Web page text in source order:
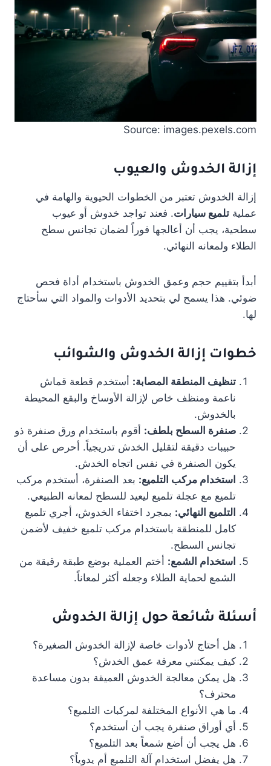
Source: images.pexels.com
إزالة الخدوش والعيوب
إزالة الخدوش تعتبر من الخطوات الحيوية والهامة في
عملية تلميع سيارات. فعند تواجد خدوش أو عيوب
سطحية، يجب أن أعالجها فوراً لضمان تجانس سطح
الطلاء ولمعانه النهائي.
أبدأ بتقييم حجم وعمق الخدوش باستخدام أداة فحص
ضوئي. هذا يسمح لي بتحديد الأدوات والمواد التي سأحتاج
لها.
خطوات إزالة الخدوش والشوائب
تنظيف المنطقة المصابة: أستخدم قطعة قماش
ناعمة ومنظف خاص لإزالة الأوساخ والبقع المحيطة
بالخدوش.
صنفرة السطح بلطف: أقوم باستخدام ورق صنفرة ذو
حبيبات دقيقة لتقليل الخدش تدريجياً. أحرص على أن
يكون الصنفرة في نفس اتجاه الخدش.
استخدام مركب التلميع: بعد الصنفرة، أستخدم مركب
تلميع مع عجلة تلميع ليعيد للسطح لمعانه الطبيعي.
التلميع النهائي: بمجرد اختفاء الخدوش، أجري تلميع
كامل للمنطقة باستخدام مركب تلميع خفيف لأضمن
تجانس السطح.
استخدام الشمع: أختم العملية بوضع طبقة رقيقة من
الشمع لحماية الطلاء وجعله أكثر لمعاناً.
أسئلة شائعة حول إزالة الخدوش
هل أحتاج لأدوات خاصة لإزالة الخدوش الصغيرة؟
كيف يمكنني معرفة عمق الخدش؟
هل يمكن معالجة الخدوش العميقة بدون مساعدة
محترف؟
ما هي الأنواع المختلفة لمركبات التلميع؟
أي أوراق صنفرة يجب أن أستخدم؟
هل يجب أن أضع شمعاً بعد التلميع؟
هل يفضل استخدام آلة التلميع أم يدوياً؟